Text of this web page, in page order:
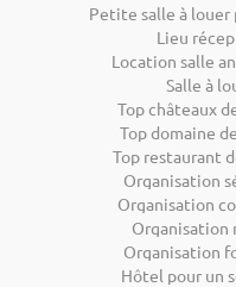
Petite salle à louer
Lieu
Location salle
Salle à
Top châteaux
Top domaine
Top restaurant
Organisation
Organisation
Organisation
Organisation
Hôtel pour un